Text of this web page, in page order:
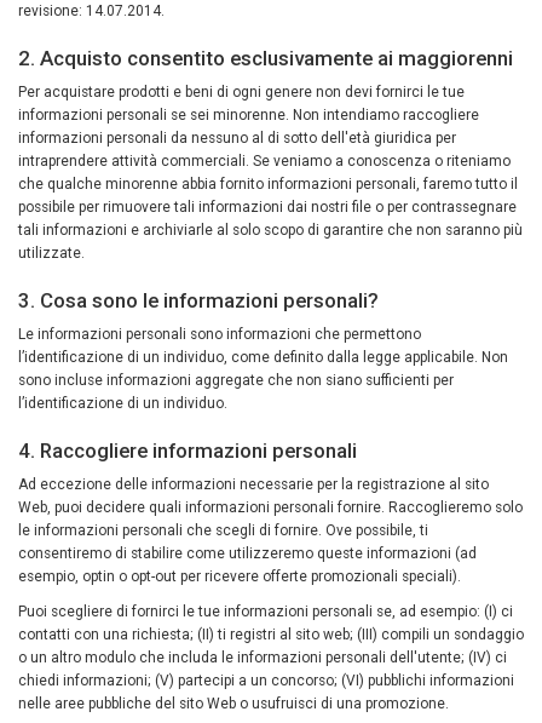
revisione: 14.07.2014.
2. Acquisto consentito esclusivamente ai maggiorenni
Per acquistare prodotti e beni di ogni genere non devi fornirci le tue
informazioni personali se sei minorenne. Non intendiamo raccogliere
informazioni personali da nessuno al di sotto dell'età giuridica per
intraprendere attività commerciali. Se veniamo a conoscenza o riteniamo
che qualche minorenne abbia fornito informazioni personali, faremo tutto il
possibile per rimuovere tali informazioni dai nostri file o per contrassegnare
tali informazioni e archiviarle al solo scopo di garantire che non saranno più
utilizzate.
3. Cosa sono le informazioni personali?
Le informazioni personali sono informazioni che permettono
l’identificazione di un individuo, come definito dalla legge applicabile. Non
sono incluse informazioni aggregate che non siano sufficienti per
l’identificazione di un individuo.
4. Raccogliere informazioni personali
Ad eccezione delle informazioni necessarie per la registrazione al sito
Web, puoi decidere quali informazioni personali fornire. Raccoglieremo solo
le informazioni personali che scegli di fornire. Ove possibile, ti
consentiremo di stabilire come utilizzeremo queste informazioni (ad
esempio, optin o opt-out per ricevere offerte promozionali speciali).
Puoi scegliere di fornirci le tue informazioni personali se, ad esempio: (I) ci
contatti con una richiesta; (II) ti registri al sito web; (III) compili un sondaggio
o un altro modulo che includa le informazioni personali dell'utente; (IV) ci
chiedi informazioni; (V) partecipi a un concorso; (VI) pubblichi informazioni
nelle aree pubbliche del sito Web o usufruisci di una promozione.